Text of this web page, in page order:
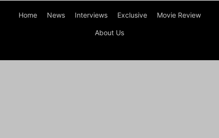
Home News Interviews Exclusive Movie Review
About Us